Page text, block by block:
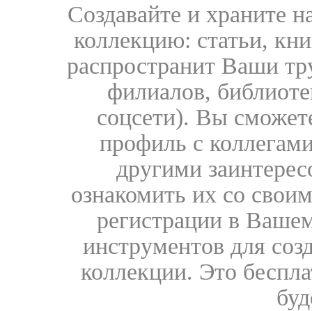
Создавайте и храните
коллекцию: статьи,
распространит Ваши
филиалов,
соцсети). Вы
профиль с
другими
ознакомить их со
регистрации в
инструментов для
коллекции. Это